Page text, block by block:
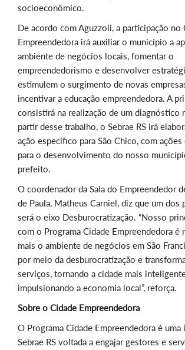
socioeconômico.
De acordo com Aguzzoli, a participação no
Empreendedora irá auxiliar o município a
ambiente de negócios locais, fomentar o
empreendedorismo e desenvolver
estimulem o surgimento de novas
incentivar a educação empreendedora. A
consistirá na realização de um diagnóstico
partir desse trabalho, o Sebrae RS irá
ação específico para São Chico, com ações
para o desenvolvimento do nosso
prefeito.
O coordenador da Sala do Empreendedor
de Paula, Matheus Carniel, diz que um dos
será o eixo Desburocratização. “Nosso
com o Programa Cidade Empreendedora é
mais o ambiente de negócios em São
por meio da desburocratização e
serviços, tornando a cidade mais
impulsionando a economia local”, reforça.
Sobre o Cidade Empreendedora
O Programa Cidade Empreendedora é
Sebrae RS voltada a engajar gestores e